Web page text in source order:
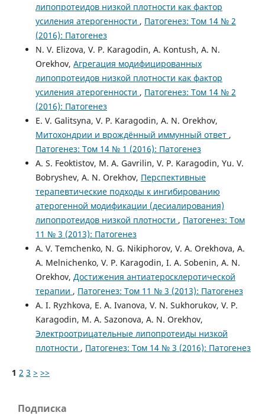
липопротеидов низкой плотности как фактор
усиления атерогенности , Патогенез: Том 14 № 2
(2016): Патогенез
N. V. Elizova, V. P. Karagodin, A. Kontush, A. N.
Orekhov, Агрегация модифицированных
липопротеидов низкой плотности как фактор
усиления атерогенности , Патогенез: Том 14 № 2
(2016): Патогенез
E. V. Galitsyna, V. P. Karagodin, A. N. Orekhov,
Митохондрии и врождённый иммунный ответ ,
Патогенез: Том 14 № 1 (2016): Патогенез
A. S. Feoktistov, M. A. Gavrilin, V. P. Karagodin, Yu. V.
Bobryshev, A. N. Orekhov, Перспективные
терапевтические подходы к ингибированию
атерогенной модификации (десиалирования)
липопротеидов низкой плотности , Патогенез: Том
11 № 3 (2013): Патогенез
A. V. Temchenko, N. G. Nikiphorov, V. A. Orekhova, A.
A. Melnichenko, V. P. Karagodin, I. A. Sobenin, A. N.
Orekhov, Достижения антиатеросклеротической
терапии , Патогенез: Том 11 № 3 (2013): Патогенез
A. I. Ryzhkova, E. A. Ivanova, V. N. Sukhorukov, V. P.
Karagodin, M. A. Sazonova, A. N. Orekhov,
Электроотрицательные липопротеиды низкой
плотности , Патогенез: Том 14 № 3 (2016): Патогенез
1 2 3 > >>
Подписка